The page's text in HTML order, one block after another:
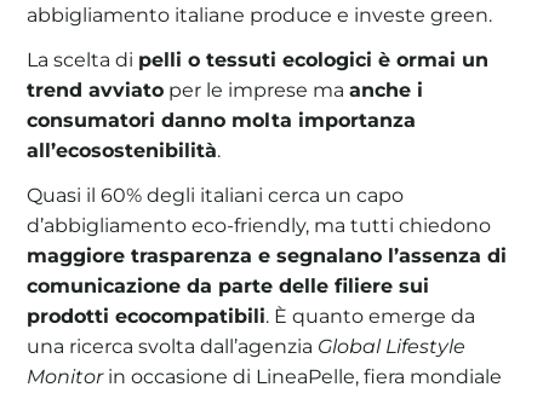
Area Soci| Aderisci a WeForGreen
abbigliamento italiane produce e investe green.
La scelta di pelli o tessuti ecologici è ormai un
trend avviato per le imprese maanche i
consumatori danno molta importanza
all’ecosostenibilità.
Quasi il 60% degli italiani cerca un capo
d’abbigliamento eco-friendly, ma tutti chiedono
maggiore trasparenza e segnalano l’assenza di
comunicazione da parte delle filiere sui
prodotti ecocompatibili. È quanto emerge da
una ricerca svolta dall’agenzia Global Lifestyle
Monitorin occasione di LineaPelle, fiera mondiale